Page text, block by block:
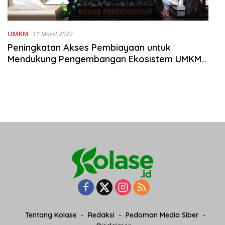
UMKM 11 Maret 2022
Peningkatan Akses Pembiayaan untuk
Mendukung Pengembangan Ekosistem UMKM
Tentang Kolase Redaksi
Pedoman Media Siber